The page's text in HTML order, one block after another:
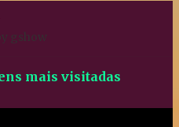
gshow
mais visitadas